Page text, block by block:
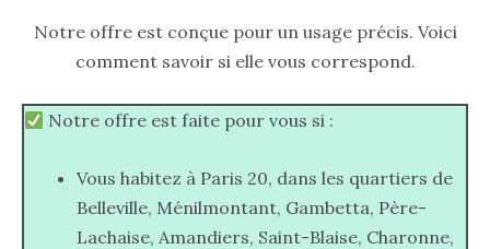
Notre offre est conçue pour un usage précis. Voici
comment savoir si elle vous correspond.
Notre offre est faite pour vous si :
Vous habitez à Paris 20, dans les quartiers de
Belleville, Ménilmontant, Gambetta, Père-
Lachaise, Amandiers, Saint-Blaise, Charonne,